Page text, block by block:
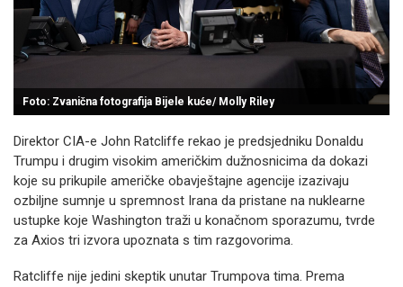
Foto: Zvanična fotografija Bijele kuće/ Molly Riley
Direktor CIA-e John Ratcliffe rekao je predsjedniku Donaldu
Trumpu i drugim visokim američkim dužnosnicima da dokazi
koje su prikupile američke obavještajne agencije izazivaju
ozbiljne sumnje u spremnost Irana da pristane na nuklearne
ustupke koje Washington traži u konačnom sporazumu, tvrde
za Axios tri izvora upoznata s tim razgovorima.
Ratcliffe nije jedini skeptik unutar Trumpova tima. Prema